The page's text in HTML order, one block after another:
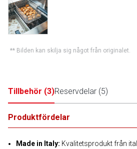
** Bilden kan skilja sig något från originalet.
Tillbehör (3)Reservdelar (5)
Produktfördelar
Made in Italy: Kvalitetsprodukt från